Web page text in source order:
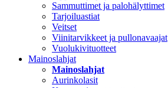
Sammuttimet ja palohälyttimet
Tarjoiluastiat
Veitset
Viinitarvikkeet ja pullonavaajat
Vuolukivituotteet
Mainoslahjat
Mainoslahjat
Aurinkolasit